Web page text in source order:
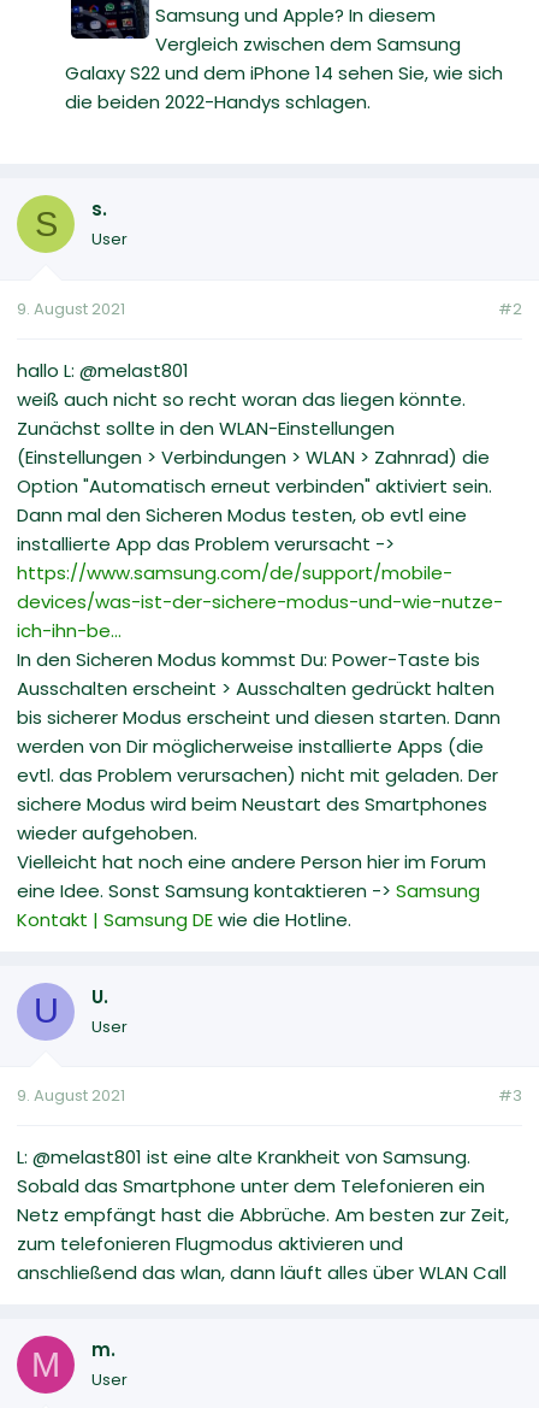
Samsung und Apple? In diesem
Vergleich zwischen dem Samsung
Galaxy S22 und dem iPhone 14 sehen Sie, wie sich
die beiden 2022-Handys schlagen.
S s.
User
9. August 2021 #2
hallo L: @melast801
weiß auch nicht so recht woran das liegen könnte.
Zunächst sollte in den WLAN-Einstellungen
(Einstellungen > Verbindungen > WLAN > Zahnrad) die
Option "Automatisch erneut verbinden" aktiviert sein.
Dann mal den Sicheren Modus testen, ob evtl eine
installierte App das Problem verursacht ->
https://www.samsung.com/de/support/mobile-
devices/was-ist-der-sichere-modus-und-wie-nutze-
ich-ihn-be...
In den Sicheren Modus kommst Du: Power-Taste bis
Ausschalten erscheint > Ausschalten gedrückt halten
bis sicherer Modus erscheint und diesen starten. Dann
werden von Dir möglicherweise installierte Apps (die
evtl. das Problem verursachen) nicht mit geladen. Der
sichere Modus wird beim Neustart des Smartphones
wieder aufgehoben.
Vielleicht hat noch eine andere Person hier im Forum
eine Idee. Sonst Samsung kontaktieren -> Samsung
Kontakt | Samsung DEwie die Hotline.
U U.
User
9. August 2021 #3
L: @melast801 ist eine alte Krankheit von Samsung.
Sobald das Smartphone unter dem Telefonieren ein
Netz empfängt hast die Abbrüche. Am besten zur Zeit,
zum telefonieren Flugmodus aktivieren und
anschließend das wlan, dann läuft alles über WLAN Call
M m.
User